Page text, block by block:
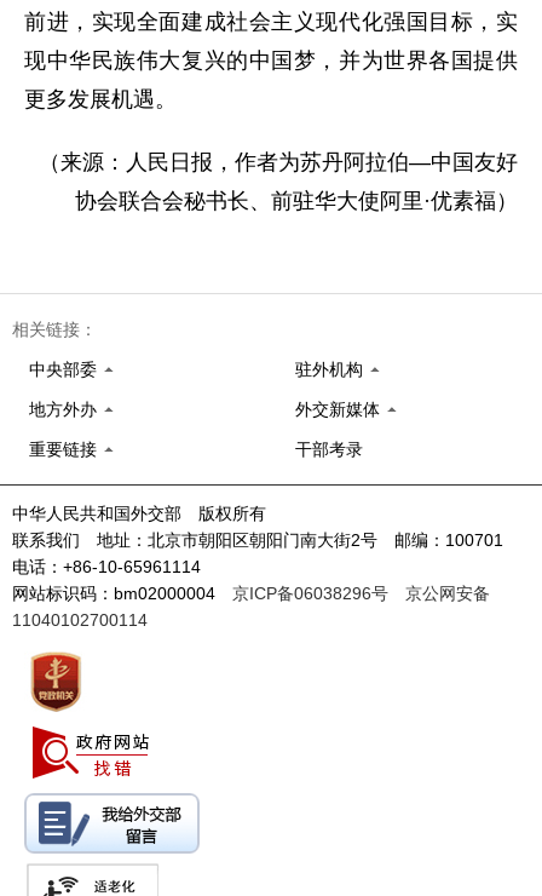
前进，实现全面建成社会主义现代化强国目标，实
现中华民族伟大复兴的中国梦，并为世界各国提供
更多发展机遇。
（来源：人民日报，作者为苏丹阿拉伯—中国友好
协会联合会秘书长、前驻华大使阿里·优素福）
相关链接：
中央部委 驻外机构
地方外办 外交新媒体
重要链接 干部考录
中华人民共和国外交部 版权所有
联系我们 地址：北京市朝阳区朝阳门南大街2号 邮编：100701
电话：+86-10-65961114
网站标识码：bm02000004 京ICP备06038296号
京公网安备
11040102700114